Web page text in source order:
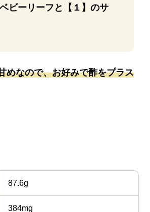
ビーリーフと【１】のサ
めなので、お好みで酢をプラス
87.6g
384mg